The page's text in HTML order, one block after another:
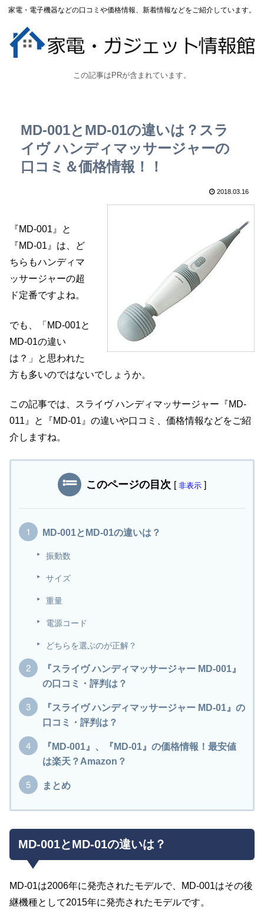
家電・電子機器などの口コミや価格情報、新着情報などをご紹介しています。
この記事はPRが含まれています。
MD-001とMD-01の違いは？スラ
イヴ ハンディマッサージャーの
口コミ＆価格情報！！
2018.03.16
『MD-001』と
『MD-01』は、ど
ちらもハンディマ
ッサージャーの超
ド定番ですよね。
でも、「MD-001と
MD-01の違い
は？」と思われた
方も多いのではないでしょうか。
この記事では、スライヴ ハンディマッサージャー『MD-
011』と『MD-01』の違いや口コミ、価格情報などをご紹
介しますね。
このページの目次 [ 非表示 ]
MD-001とMD-01の違いは？
振動数
サイズ
重量
電源コード
どちらを選ぶのが正解？
『スライヴ ハンディマッサージャー MD-001』
の口コミ・評判は？
『スライヴ ハンディマッサージャー MD-01』の
口コミ・評判は？
『MD-001』、『MD-01』の価格情報！最安値
は楽天？Amazon？
まとめ
MD-001とMD-01の違いは？
MD-01は2006年に発売されたモデルで、MD-001はその後
継機種として2015年に発売されたモデルです。